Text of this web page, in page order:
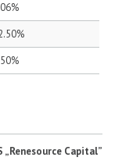
„Renesource Capital”